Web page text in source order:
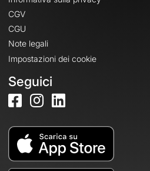
CGV
CGU
Note legali
Impostazioni dei cookie
Seguici